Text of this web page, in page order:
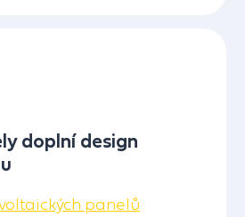
doplní design
panelů